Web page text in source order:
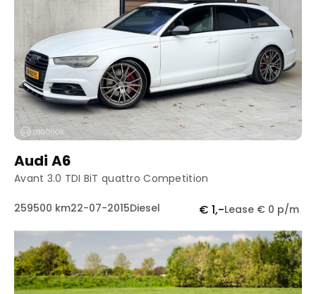
Audi A6
Avant 3.0 TDI BiT quattro Competition
259500 km22-07-2015Diesel € 1,-Lease € 0 p/m